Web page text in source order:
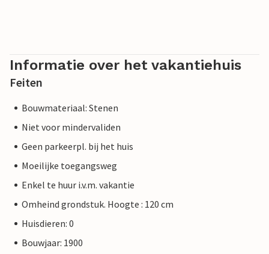
Informatie over het vakantiehuis
Feiten
Bouwmateriaal: Stenen
Niet voor mindervaliden
Geen parkeerpl. bij het huis
Moeilijke toegangsweg
Enkel te huur i.v.m. vakantie
Omheind grondstuk. Hoogte : 120 cm
Huisdieren: 0
Bouwjaar: 1900